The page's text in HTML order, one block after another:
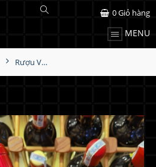
MENU
0Giỏ hàng
Rượu Vang Undurraga Flor De Vina Cabernet Sauvignon